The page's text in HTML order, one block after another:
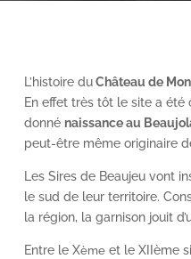
L’histoire duChâteau de
En effet très tôt le site a
donné naissance au
peut-être même originaire
Les Sires de Beaujeu vont
le sud de leur territoire.
la région, la garnison jouit
Entre le Xème et le XIIème